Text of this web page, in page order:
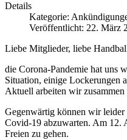
Details
Kategorie:
Veröffentlicht: 22. März
Liebe Mitglieder, liebe
die Corona-Pandemie hat uns
Situation, einige Lockerungen
Aktuell arbeiten wir
Gegenwärtig können wir
Covid-19 abzuwarten. Am 12.
Freien zu gehen.